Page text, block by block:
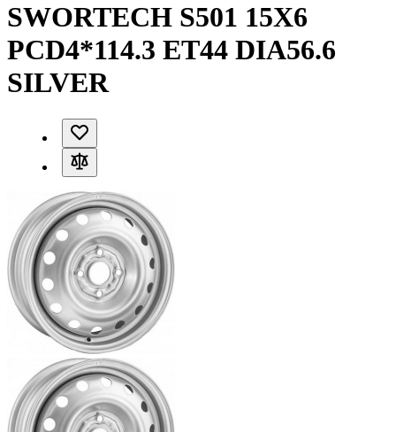
SWORTECH S501 15X6
PCD4*114.3 ET44 DIA56.6
SILVER